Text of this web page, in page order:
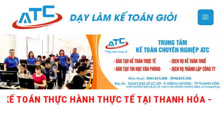
content
THỰC HÀNH THỰC TẾ TẠI THANH HÓA - GIÁO